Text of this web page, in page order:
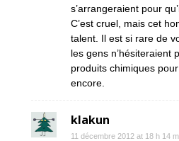
s’arrangeraient pour
C’est cruel, mais cet
talent. Il est si rare de
les gens n’hésiteraient
produits chimiques
encore.
klakun
11 décembre 2012 at 18 h 14